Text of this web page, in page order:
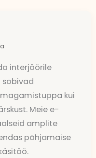
interjöörile
sobivad
kui
Meie e-
amplite
põhjamaise